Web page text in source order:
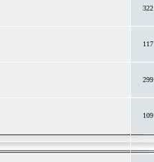
322
117
299
109